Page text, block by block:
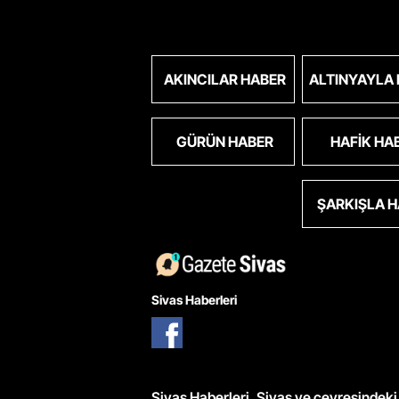
AKINCILAR HABER ALTINYAYLA
GÜRÜN HABER HAFIK
ŞARKIŞLA
Sivas Haberleri